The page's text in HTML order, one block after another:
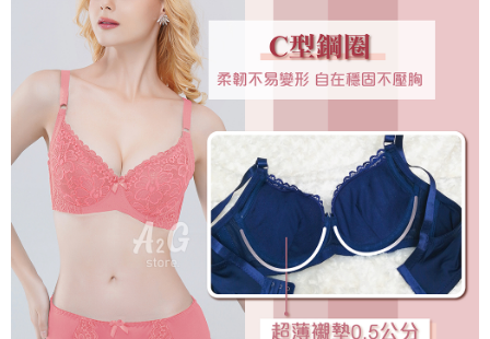
３．未成年的使用者請事先徵得法定代理人或監護人之同意方可使用
「AFTEE先享後付」，若未經同意申辦者引起之損失，本公司不負相關責
４．使用「AFTEE先享後付」時，將依據個別帳號之用戶狀況，依本公司即
時審查核予不同之上限額度；若仍有額度不足之情形，本公司將視審查結果
請求用戶進行身份認證。
５．嚴禁一人註冊多個帳號或使用他人資訊註冊。若發現惡意使用之情形，
恩沛科技股份有限公司將有權停止該用戶之使用額度並採取法律行動。